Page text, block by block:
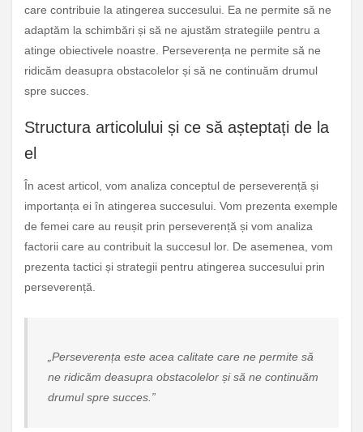
care contribuie la atingerea succesului. Ea ne permite să ne
adaptăm la schimbări și să ne ajustăm strategiile pentru a
atinge obiectivele noastre. Perseverența ne permite să ne
ridicăm deasupra obstacolelor și să ne continuăm drumul
spre succes.
Structura articolului și ce să așteptați de la
el
În acest articol, vom analiza conceptul de perseverență și
importanța ei în atingerea succesului. Vom prezenta exemple
de femei care au reușit prin perseverență și vom analiza
factorii care au contribuit la succesul lor. De asemenea, vom
prezenta tactici și strategii pentru atingerea succesului prin
perseverență.
„Perseverența este acea calitate care ne permite să
ne ridicăm deasupra obstacolelor și să ne continuăm
drumul spre succes.”